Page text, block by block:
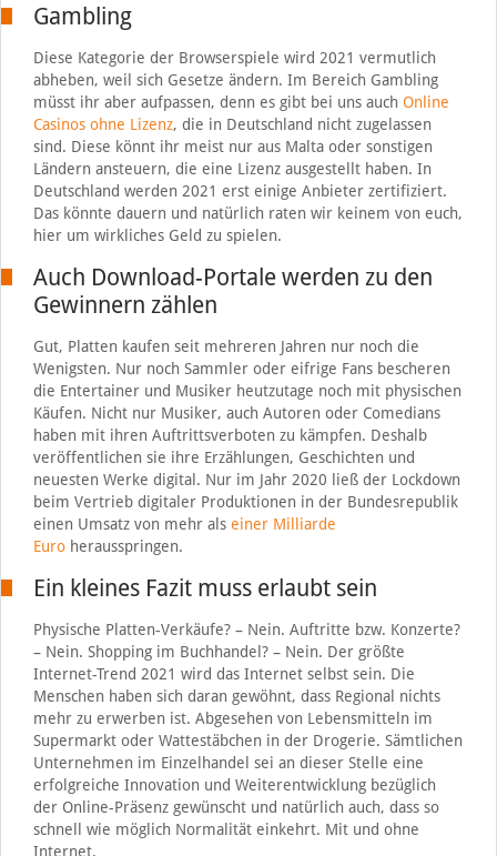
Gambling
Diese Kategorie der Browserspiele wird 2021 vermutlich
abheben, weil sich Gesetze ändern. Im Bereich Gambling
müsst ihr aber aufpassen, denn es gibt bei uns auch Online
Casinos ohne Lizenz, die in Deutschland nicht zugelassen
sind. Diese könnt ihr meist nur aus Malta oder sonstigen
Ländern ansteuern, die eine Lizenz ausgestellt haben. In
Deutschland werden 2021 erst einige Anbieter zertifiziert.
Das könnte dauern und natürlich raten wir keinem von euch,
hier um wirkliches Geld zu spielen.
Auch Download-Portale werden zu den
Gewinnern zählen
Gut, Platten kaufen seit mehreren Jahren nur noch die
Wenigsten. Nur noch Sammler oder eifrige Fans bescheren
die Entertainer und Musiker heutzutage noch mit physischen
Käufen. Nicht nur Musiker, auch Autoren oder Comedians
haben mit ihren Auftrittsverboten zu kämpfen. Deshalb
veröffentlichen sie ihre Erzählungen, Geschichten und
neuesten Werke digital. Nur im Jahr 2020 ließ der Lockdown
beim Vertrieb digitaler Produktionen in der Bundesrepublik
einen Umsatz von mehr als einer Milliarde
Euroherausspringen.
Ein kleines Fazit muss erlaubt sein
Physische Platten-Verkäufe? – Nein. Auftritte bzw. Konzerte?
– Nein. Shopping im Buchhandel? – Nein. Der größte
Internet-Trend 2021 wird das Internet selbst sein. Die
Menschen haben sich daran gewöhnt, dass Regional nichts
mehr zu erwerben ist. Abgesehen von Lebensmitteln im
Supermarkt oder Wattestäbchen in der Drogerie. Sämtlichen
Unternehmen im Einzelhandel sei an dieser Stelle eine
erfolgreiche Innovation und Weiterentwicklung bezüglich
der Online-Präsenz gewünscht und natürlich auch, dass so
schnell wie möglich Normalität einkehrt. Mit und ohne
Internet.